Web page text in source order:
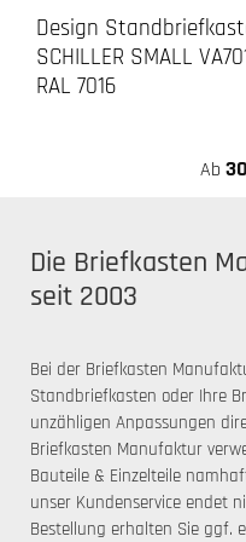
Design
SCHILLER SMALL
RAL 7016
Ab
Die Briefkasten
seit 2003
Bei der Briefkasten
Standbriefkasten oder Ihre
unzähligen Anpassungen
Briefkasten Manufaktur
Bauteile & Einzelteile
unser Kundenservice endet
Bestellung erhalten Sie ggf.